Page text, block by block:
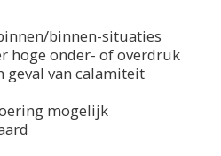
binnen-situaties
hoge onder- of overdruk
geval van calamiteit
mogelijk